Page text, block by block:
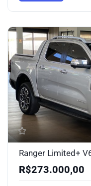
Ranger Limited+
R$273.000,00